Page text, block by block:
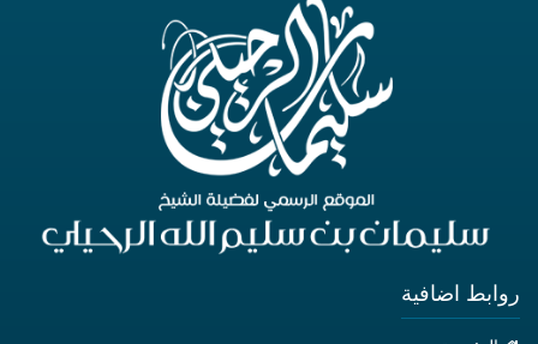
روابط اضافية